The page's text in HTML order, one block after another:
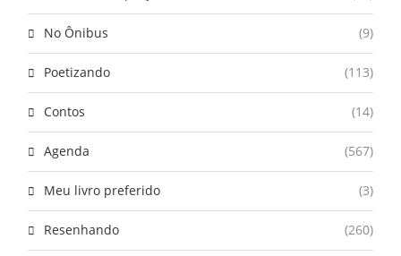
No Ônibus (9)
Poetizando (113)
Contos (14)
Agenda (567)
Meu livro preferido (3)
Resenhando (260)